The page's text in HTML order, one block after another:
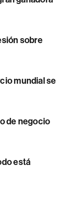
sobre
mundial se
de negocio
está